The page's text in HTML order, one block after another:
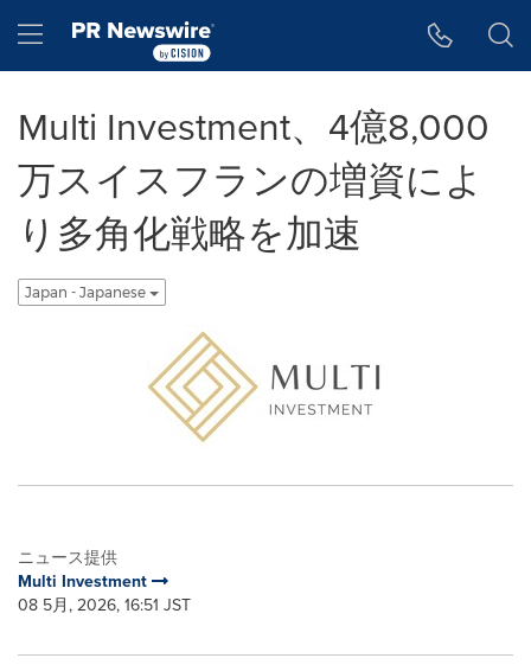
Hamburger menu
Multi Investment、4億8,000
万スイスフランの増資によ
り多角化戦略を加速
Japan - Japanese
ニュース提供
Multi Investment
08 5月, 2026, 16:51 JST